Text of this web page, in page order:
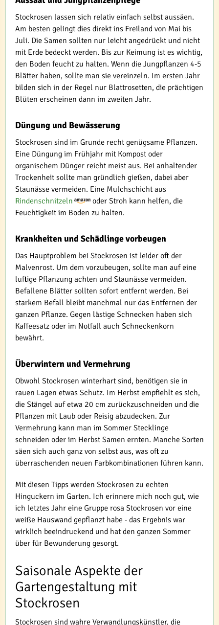
Stockrosen lassen sich relativ einfach selbst aussäen.
Am besten gelingt dies direkt ins Freiland von Mai bis
Juli. Die Samen sollten nur leicht angedrückt und nicht
mit Erde bedeckt werden. Bis zur Keimung ist es wichtig,
den Boden feucht zu halten. Wenn die Jungpflanzen 4-5
Blätter haben, sollte man sie vereinzeln. Im ersten Jahr
bilden sich in der Regel nur Blattrosetten, die prächtigen
Blüten erscheinen dann im zweiten Jahr.
Düngung und Bewässerung
Stockrosen sind im Grunde recht genügsame Pflanzen.
Eine Düngung im Frühjahr mit Kompost oder
organischem Dünger reicht meist aus. Bei anhaltender
Trockenheit sollte man gründlich gießen, dabei aber
Staunässe vermeiden. Eine Mulchschicht aus
Rindenschnitzeln
oder Stroh kann helfen, die
Feuchtigkeit im Boden zu halten.
Krankheiten und Schädlinge vorbeugen
Das Hauptproblem bei Stockrosen ist leider oft der
Malvenrost. Um dem vorzubeugen, sollte man auf eine
luftige Pflanzung achten und Staunässe vermeiden.
Befallene Blätter sollten sofort entfernt werden. Bei
starkem Befall bleibt manchmal nur das Entfernen der
ganzen Pflanze. Gegen lästige Schnecken haben sich
Kaffeesatz oder im Notfall auch Schneckenkorn
bewährt.
Überwintern und Vermehrung
Obwohl Stockrosen winterhart sind, benötigen sie in
rauen Lagen etwas Schutz. Im Herbst empfiehlt es sich,
die Stängel auf etwa 20 cm zurückzuschneiden und die
Pflanzen mit Laub oder Reisig abzudecken. Zur
Vermehrung kann man im Sommer Stecklinge
schneiden oder im Herbst Samen ernten. Manche Sorten
säen sich auch ganz von selbst aus, was oft zu
überraschenden neuen Farbkombinationen führen kann.
Mit diesen Tipps werden Stockrosen zu echten
Hinguckern im Garten. Ich erinnere mich noch gut, wie
ich letztes Jahr eine Gruppe rosa Stockrosen vor eine
weiße Hauswand gepflanzt habe - das Ergebnis war
wirklich beeindruckend und hat den ganzen Sommer
über für Bewunderung gesorgt.
Saisonale Aspekte der
Gartengestaltung mit
Stockrosen
Stockrosen sind wahre Verwandlungskünstler, die